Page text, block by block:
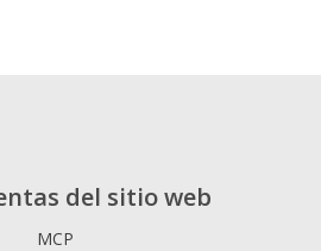
del sitio web
MCP